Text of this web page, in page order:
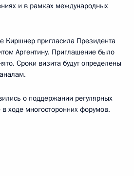
и в рамках международных
Киршнер пригласила Президента
Аргентину. Приглашение было
Сроки визита будут определены
о поддержании регулярных
в ходе многосторонних форумов.